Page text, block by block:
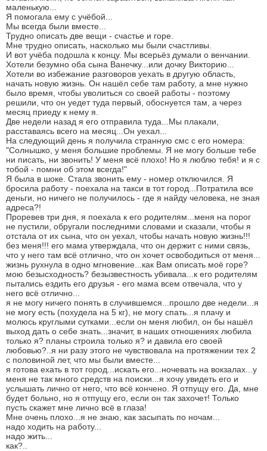
маленькую...
Я помогала ему с учёбой...
Мы всегда были вместе...
Трудно описать две вещи - счастье и горе.
Мне трудно описать, насколько мы были счастливы.
И вот учёба подошла к концу. Мы всерьёз думали о венчании.
Хотели безумно оба сына Ванечку...или дочку Викторию...
Хотели во избежание разговоров уехать в другую область,
начать новую жизнь. Он нашёл себе там работу, а мне нужно
было время, чтобы уволиться со своей работы - поэтому
решили, что он уедет туда первый, обоснуется там, а через
месяц приеду к нему я.
Две недели назад я его отправила туда...Мы плакали,
расставаясь всего на месяц...Он уехал...
На следующий день я получила странную смс с его номера:
"Солнышко, у меня большие проблемы. Я не могу больше тебе
ни писать, ни звонить! У меня всё плохо! Но я люблю тебя! и я с
тобой - помни об этом всегда!"
Я была в шоке. Стала звонить ему - номер отключился. Я
бросила работу - поехала на такси в тот город...Потратила все
деньги, но ничего не получилось - где я найду человека, не зная
адреса?!
Проревев три дня, я поехала к его родителям...меня на порог
не пустили, обругали последними словами и сказали, чтобы я
отстала от их сына, что он уехал, чтобы начать новую жизнь!!!
без меня!!! его мама утверждала, что он держит с ними связь,
что у него там всё отлично, что он хочет освободиться от меня...
жизнь рухнула в одно мгновение...как Вам описать моё горе?
мою безысходность? безызвестность убивала...к его родителям
пытались ездить его друзья - его мама всем отвечала, что у
него всё отлично...
я не могу ничего понять в случившемся...прошло две недели...я
не могу есть (похудела на 5 кг), не могу спать...я плачу и
молюсь круглыми сутками...если он меня любил, он бы нашёл
выход дать о себе знать...значит, в наших отношениях любила
только я? планы строила только я? и давила его своей
любовью?..я ни разу этого не чувствовала на протяжении тех 2
с половиной лет, что мы были вместе...
я готова ехать в тот город...искать его...ночевать на вокзалах...у
меня не так много средств на поиски...я хочу увидеть его и
услышать лично от него, что всё кончено. Я отпущу его. Да, мне
будет больно, но я отпущу его, если он так захочет! Только
пусть скажет мне лично всё в глаза!
Мне очень плохо...я не знаю, как засыпать по ночам...
надо ходить на работу...
надо жить...
как?..